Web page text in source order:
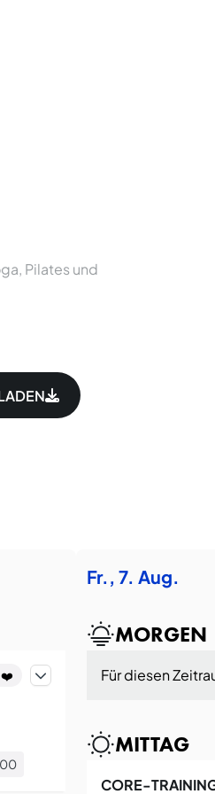
Pilates und
❤️
Fr., 7. Aug.
MORGEN
Für diesen
MITTAG
CORE-